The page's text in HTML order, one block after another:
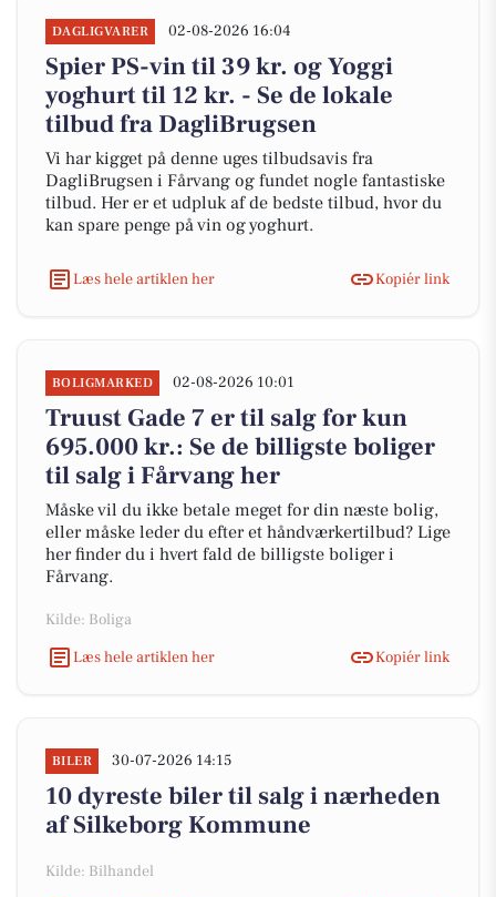
DAGLIGVARER 02-08-2026 16:04
Spier PS-vin til 39 kr. og Yoggi
yoghurt til 12 kr. - Se de lokale
tilbud fra DagliBrugsen
Vi har kigget på denne uges tilbudsavis fra
DagliBrugsen i Fårvang og fundet nogle fantastiske
tilbud. Her er et udpluk af de bedste tilbud, hvor du
kan spare penge på vin og yoghurt.
Læs hele artiklen her Kopiér link
BOLIGMARKED 02-08-2026 10:01
Truust Gade 7 er til salg for kun
695.000 kr.: Se de billigste boliger
til salg i Fårvang her
Måske vil du ikke betale meget for din næste bolig,
eller måske leder du efter et håndværkertilbud? Lige
her finder du i hvert fald de billigste boliger i
Fårvang.
Kilde: Boliga
Læs hele artiklen her
Kopiér link
BILER 30-07-2026 14:15
10 dyreste biler til salg i nærheden
af Silkeborg Kommune
Kilde: Bilhandel